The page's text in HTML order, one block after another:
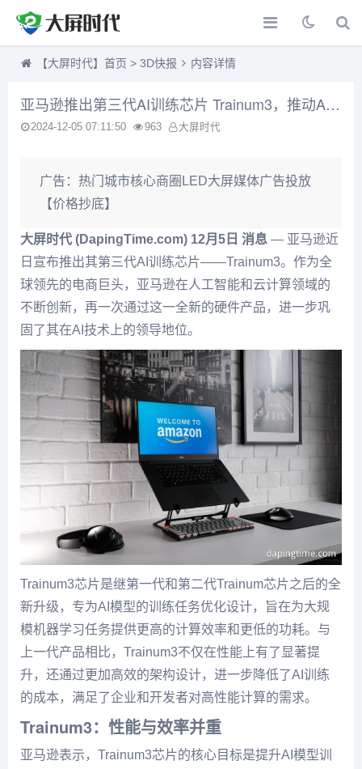
【大屏时代】首页 > 3D快报 内容详情
亚马逊推出第三代AI训练芯片 Trainum3，推动AI计算性能革命
2024-12-05 07:11:50 963 大屏时代
广告： 热门城市核心商圈LED大屏媒体广告投放
【价格抄底】
大屏时代 (DapingTime.com) 12月5日 消息 — 亚马逊近
日宣布推出其第三代AI训练芯片——Trainum3。作为全
球领先的电商巨头，亚马逊在人工智能和云计算领域的
不断创新，再一次通过这一全新的硬件产品，进一步巩
固了其在AI技术上的领导地位。
Trainum3芯片是继第一代和第二代Trainum芯片之后的全
新升级，专为AI模型的训练任务优化设计，旨在为大规
模机器学习任务提供更高的计算效率和更低的功耗。与
上一代产品相比，Trainum3不仅在性能上有了显著提
升，还通过更加高效的架构设计，进一步降低了AI训练
的成本，满足了企业和开发者对高性能计算的需求。
Trainum3：性能与效率并重
亚马逊表示，Trainum3芯片的核心目标是提升AI模型训